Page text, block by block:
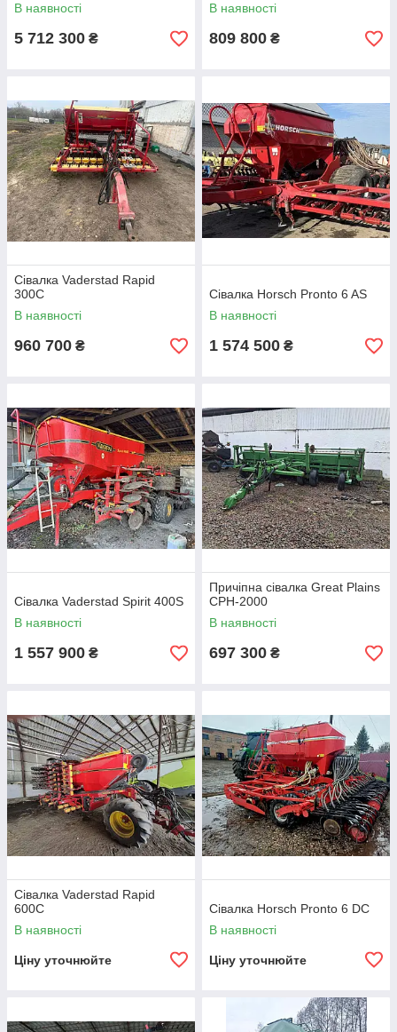
В наявності
5 712 300 ₴
В наявності
809 800 ₴
Сівалка Vaderstad Rapid
300С
В наявності
960 700 ₴
Сівалка Horsch Pronto 6 AS
В наявності
1 574 500 ₴
Сівалка Vaderstad Spirit 400S
В наявності
1 557 900 ₴
Причіпна сівалка Great Plains
CPH-2000
В наявності
697 300 ₴
Сівалка Vaderstad Rapid
600C
В наявності
Ціну уточнюйте
Сівалка Horsch Pronto 6 DC
В наявності
Ціну уточнюйте